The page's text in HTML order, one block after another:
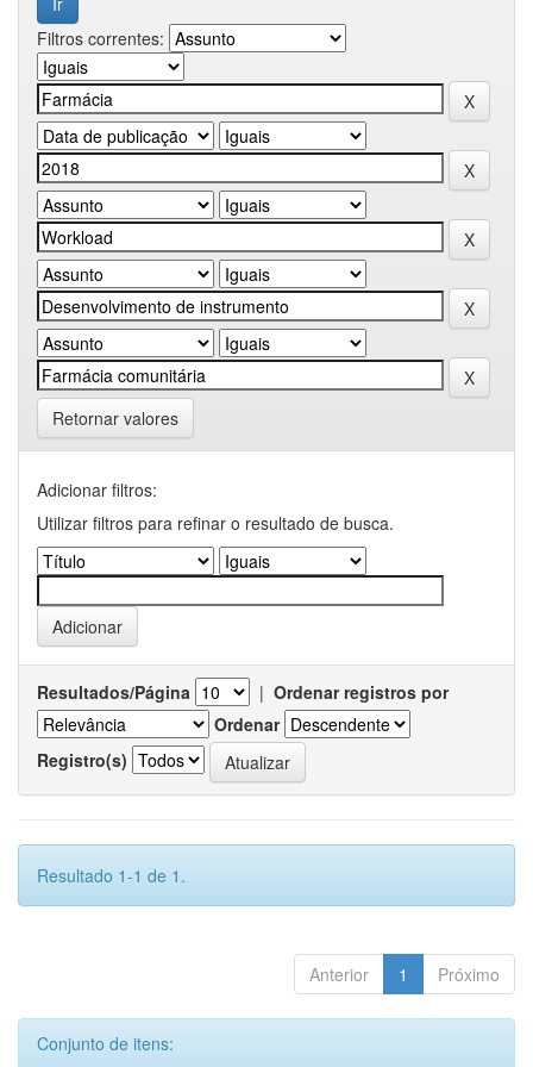
Filtros correntes:
Retornar valores
Adicionar filtros:
Utilizar filtros para refinar o resultado de busca.
Resultados/Página | Ordenar registros por
Ordenar
Registro(s)
Resultado 1-1 de 1.
Anterior 1 Próximo
Conjunto de itens: